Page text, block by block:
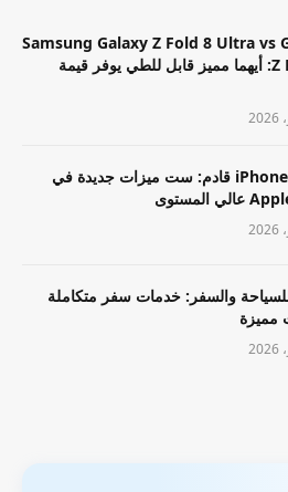
Samsung Galaxy Z Fold 8 Ultra vs
Z Fold 7: أيهما مميز قابل للطي يوفر قيمة
iPhone Ultra قادم: ست ميزات جديدة في
والسفر: خدمات سفر متكاملة
مميزة